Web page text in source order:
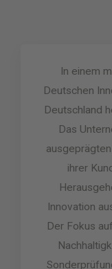
In einem
Deutschen
Deutschland
Das
ihrer
Innovation
Der Fokus